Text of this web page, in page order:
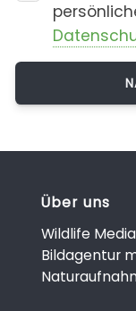
Über uns
Wildlife
Bildagentur